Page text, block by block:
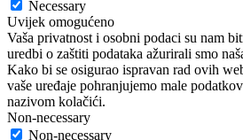
Necessary
Uvijek omogućeno
Vaša privatnost i osobni podaci su nam
uredbi o zaštiti podataka ažurirali smo
Kako bi se osigurao ispravan rad ovih
vaše uređaje pohranjujemo male
nazivom kolačići.
Non-necessary
Non-necessary